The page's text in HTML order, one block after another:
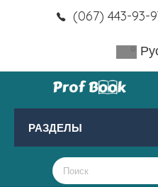
(067) 443-93-
РАЗДЕЛЫ